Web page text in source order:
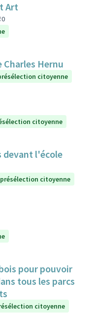
Art
0
Hernu
citoyenne
citoyenne
devant l'école
présélection citoyenne
pour pouvoir
tous les parcs
citoyenne